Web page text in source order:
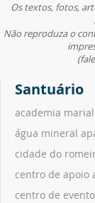
Os textos, fotos,
Não reproduza o
Santuário
academia marial
água mineral
cidade do
centro de apoio
centro de